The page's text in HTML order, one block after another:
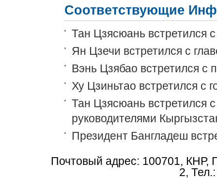
Соответствующие
Тан Цзясюань встретился
Ян Цзечи встретился с
Вэнь Цзябао встретился
Ху Цзиньтао встретился с
Тан Цзясюань встретился
руководителями
Президент Бангладеш
Почтовый адрес: 100701, КНР,
2,